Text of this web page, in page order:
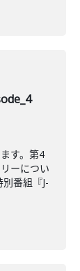
す。第4
ーについ
番組『J-